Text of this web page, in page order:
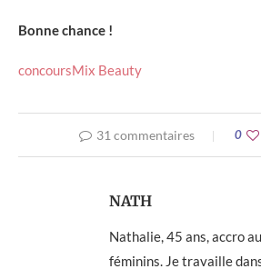
Bonne chance !
concoursMix Beauty
31 commentaires 0
NATH
Nathalie, 45 ans, accro
féminins. Je travaille